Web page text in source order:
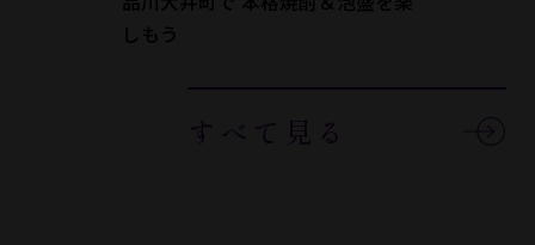
しもう
すべて見る